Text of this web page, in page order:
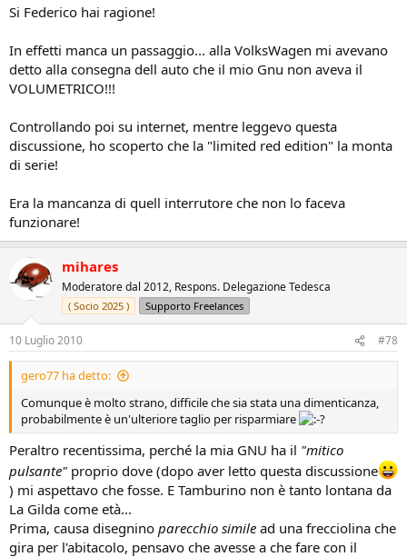
Si Federico hai ragione!
In effetti manca un passaggio... alla VolksWagen mi avevano
detto alla consegna dell auto che il mio Gnu non aveva il
VOLUMETRICO!!!
Controllando poi su internet, mentre leggevo questa
discussione, ho scoperto che la "limited red edition" la monta
di serie!
Era la mancanza di quell interrutore che non lo faceva
funzionare!
mihares
Moderatore dal 2012, Respons. Delegazione Tedesca
( Socio 2025 ) Supporto Freelances
10 Luglio 2010 #78
gero77 ha detto:
Comunque è molto strano, difficile che sia stata una dimenticanza,
probabilmente è un'ulteriore taglio per risparmiare
Peraltro recentissima, perché la mia GNU ha il "mitico
pulsante" proprio dove (dopo aver letto questa discussione
) mi aspettavo che fosse. E Tamburino non è tanto lontana da
La Gilda come età...
Prima, causa disegnino parecchio simile ad una frecciolina che
gira per l'abitacolo, pensavo che avesse a che fare con il